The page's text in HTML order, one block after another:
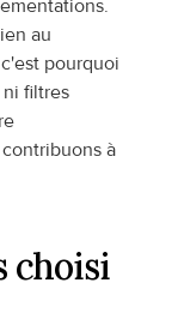
au
pourquoi
filtres
à
choisi